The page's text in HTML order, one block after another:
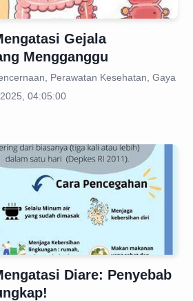
Gejala
Mengganggu
Perawatan Kesehatan, Gaya
04:05:00
Diare: Penyebab